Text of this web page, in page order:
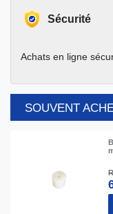
Sécurité
Achats en ligne
SOUVENT